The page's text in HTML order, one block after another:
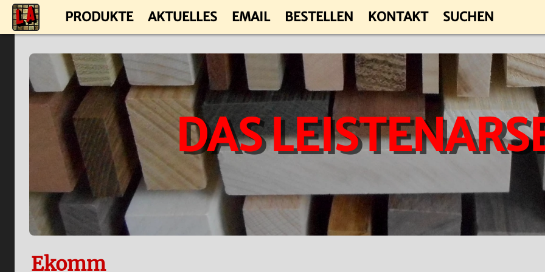
PRODUKTE AKTUELLES EMAIL BESTELLEN KONTAKT SUCHEN
DAS
Ekomm